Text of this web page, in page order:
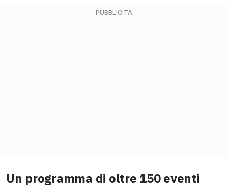
Un programma di oltre 150 eventi